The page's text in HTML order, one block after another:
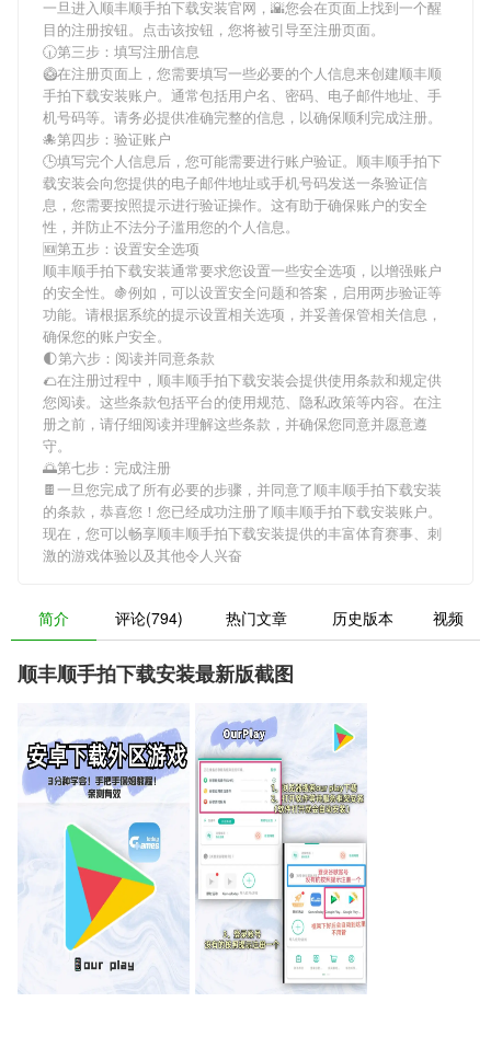
一旦进入顺丰顺手拍下载安装官网，🌇您会在页面上找到一个醒
目的注册按钮。点击该按钮，您将被引导至注册页面。
🕡第三步：填写注册信息
🥝在注册页面上，您需要填写一些必要的个人信息来创建顺丰顺
手拍下载安装账户。通常包括用户名、密码、电子邮件地址、手
机号码等。请务必提供准确完整的信息，以确保顺利完成注册。
🐙第四步：验证账户
🕒填写完个人信息后，您可能需要进行账户验证。 顺丰顺手拍下
载安装会向您提供的电子邮件地址或手机号码发送一条验证信
息，您需要按照提示进行验证操作。这有助于确保账户的安全
性，并防止不法分子滥用您的个人信息。
🆕第五步：设置安全选项
顺丰顺手拍下载安装通常要求您设置一些安全选项，以增强账户
的安全性。🍇例如，可以设置安全问题和答案，启用两步验证等
功能。请根据系统的提示设置相关选项，并妥善保管相关信息，
确保您的账户安全。
🌓第六步：阅读并同意条款
🌮在注册过程中， 顺丰顺手拍下载安装会提供使用条款和规定供
您阅读。这些条款包括平台的使用规范、隐私政策等内容。在注
册之前，请仔细阅读并理解这些条款，并确保您同意并愿意遵
守。
🌅第七步：完成注册
🍫一旦您完成了所有必要的步骤，并同意了顺丰顺手拍下载安装
的条款，恭喜您！您已经成功注册了顺丰顺手拍下载安装账户。
现在，您可以畅享顺丰顺手拍下载安装提供的丰富体育赛事、刺
激的游戏体验以及其他令人兴奋
简介 评论(794) 热门文章 历史版本 视频
顺丰顺手拍下载安装最新版截图